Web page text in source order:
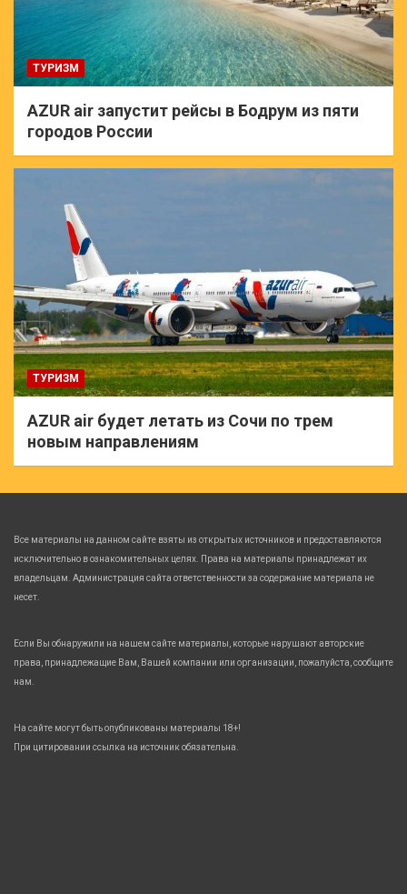
ТУРИЗМ
AZUR air запустит рейсы в Бодрум из пяти
городов России
ТУРИЗМ
AZUR air будет летать из Сочи по трем
новым направлениям
Все материалы на данном сайте взяты из открытых источников и предоставляются
исключительно в ознакомительных целях. Права на материалы принадлежат их
владельцам. Администрация сайта ответственности за содержание материала не
несет.
Если Вы обнаружили на нашем сайте материалы, которые нарушают авторские
права, принадлежащие Вам, Вашей компании или организации, пожалуйста, сообщите
нам.
На сайте могут быть опубликованы материалы 18+!
При цитировании ссылка на источник обязательна.